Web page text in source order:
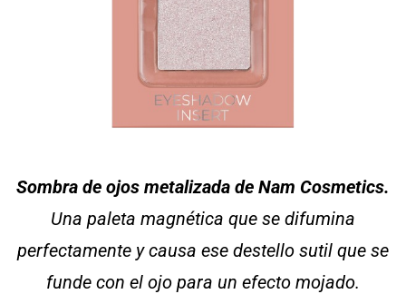
Sombra de ojos metalizada de Nam Cosmetics.
Una paleta magnética que se difumina
perfectamente y causa ese destello sutil que se
funde con el ojo para un efecto mojado.